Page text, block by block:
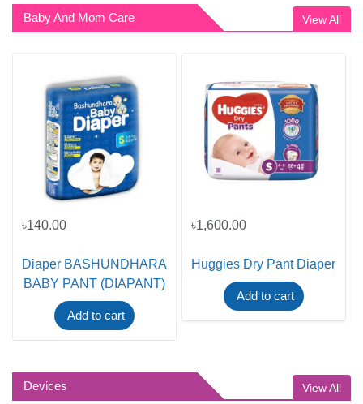
Baby And Mom Care View All
৳140.00
Diaper BASHUNDHARA
BABY PANT (DIAPANT)
Add to cart
৳1,600.00
Huggies Dry Pant Diaper
Add to cart
Devices View All